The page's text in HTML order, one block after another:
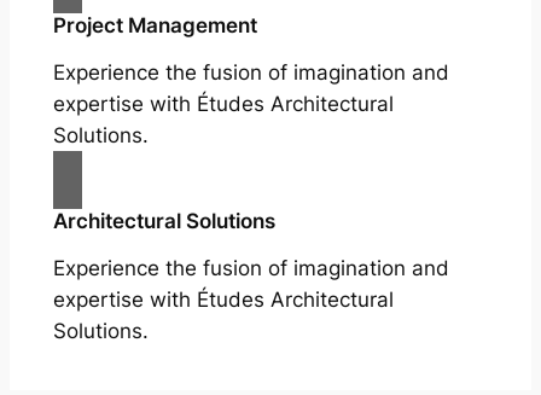
Project Management
Experience the fusion of imagination and
expertise with Études Architectural
Solutions.
Architectural Solutions
Experience the fusion of imagination and
expertise with Études Architectural
Solutions.